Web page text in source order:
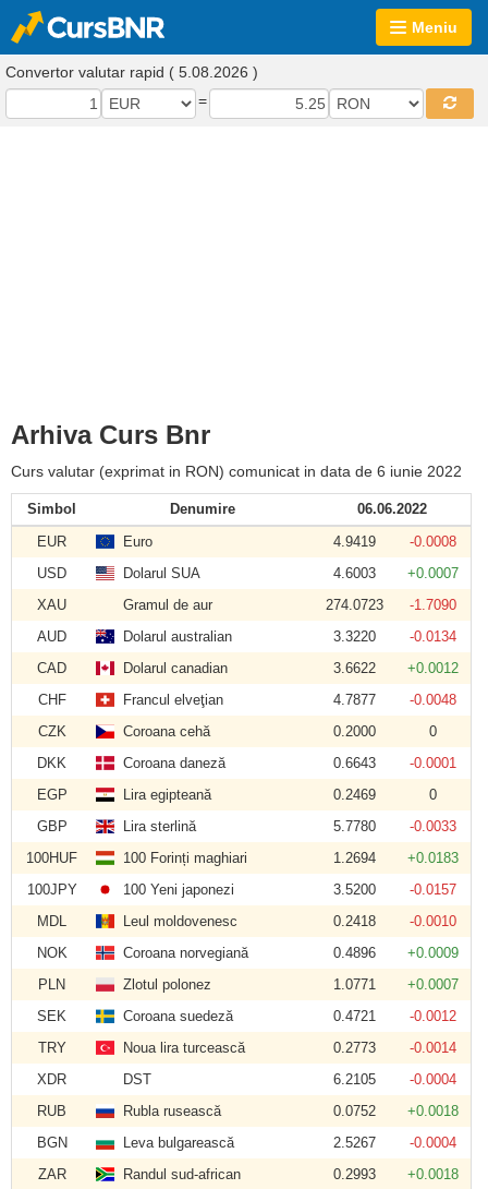
Meniu
Convertor valutar rapid ( 5.08.2026 )
=
Arhiva Curs Bnr
Curs valutar (exprimat in RON) comunicat in data de 6 iunie 2022
Simbol Denumire
06.06.2022
EUR
Euro 4.9419
-0.0008
USD
Dolarul SUA 4.6003
+0.0007
XAU
Gramul de aur 274.0723
-1.7090
AUD
Dolarul australian 3.3220
-0.0134
CAD
Dolarul canadian 3.6622
+0.0012
CHF
Francul elveţian 4.7877
-0.0048
CZK
Coroana cehă 0.2000
0
DKK
Coroana daneză 0.6643
-0.0001
EGP
Lira egipteană 0.2469
0
GBP
Lira sterlină 5.7780
-0.0033
100HUF
100 Forinți maghiari 1.2694
+0.0183
100JPY
100 Yeni japonezi 3.5200
-0.0157
MDL
Leul moldovenesc 0.2418
-0.0010
NOK
Coroana norvegiană 0.4896
+0.0009
PLN
Zlotul polonez 1.0771
+0.0007
SEK
Coroana suedeză 0.4721
-0.0012
TRY
Noua lira turcească 0.2773
-0.0014
XDR
DST 6.2105
-0.0004
RUB
Rubla rusească 0.0752
+0.0018
BGN
Leva bulgarească 2.5267
-0.0004
ZAR
Randul sud-african 0.2993
+0.0018